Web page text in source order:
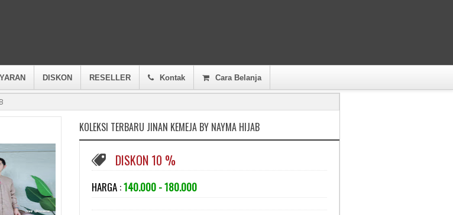
DISKON RESELLER Kontak Cara Belanja
KOLEKSI TERBARU JINAN KEMEJA BY NAYMA HIJAB
DISKON 10 %
HARGA :140.000 - 180.000